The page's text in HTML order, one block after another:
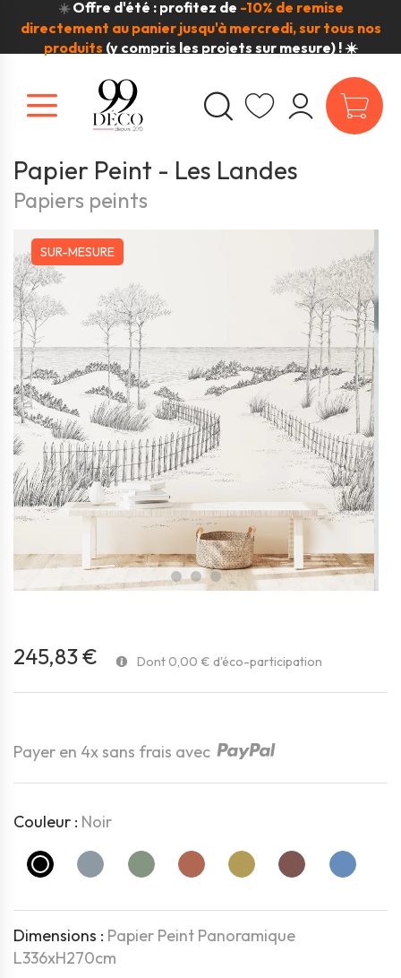
☀️ Offre d'été : profitez de -10% de remise
directement au panier jusqu'à mercredi, sur tous nos
produits (y compris les projets sur mesure) ! ☀️
Papier Peint - Les Landes
Papiers peints
SUR-MESURE
245,83 € Dont 0,00 € d'éco-participation
Payer en 4x sans frais avec
Couleur : Noir
Noir Bleu Vert Terracotta
Doré Ocre Aquarelle
Dimensions : Papier Peint Panoramique
L336xH270cm